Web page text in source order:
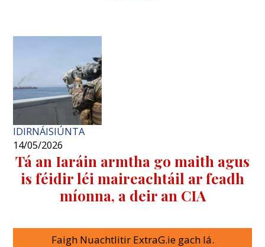
IDIRNÁISIÚNTA
14/05/2026
Tá an Iaráin armtha go maith agus
is féidir léi maireachtáil ar feadh
míonna, a deir an CIA
Faigh Nuachtlitir ExtraG.ie gach lá.